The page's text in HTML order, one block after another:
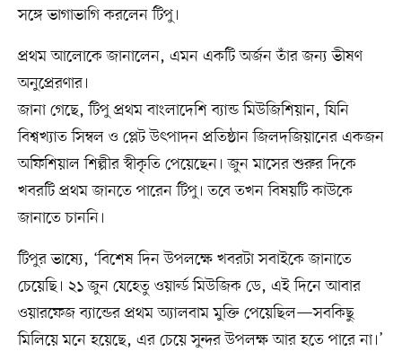
সঙ্গে ভাগাভাগি করলেন টিপু।
প্রথম আলোকে জানালেন, এমন একটি অর্জন তাঁর জন্য ভীষণ
অনুপ্রেরণার।
জানা গেছে, টিপু প্রথম বাংলাদেশি ব্যান্ড মিউজিশিয়ান, যিনি
বিশ্বখ্যাত সিম্বল ও প্লেট উৎপাদন প্রতিষ্ঠান জিলদজিয়ানের একজন
অফিশিয়াল শিল্পীর স্বীকৃতি পেয়েছেন। জুন মাসের শুরুর দিকে
খবরটি প্রথম জানতে পারেন টিপু। তবে তখন বিষয়টি কাউকে
জানাতে চাননি।
টিপুর ভাষ্যে, ‘বিশেষ দিন উপলক্ষে খবরটা সবাইকে জানাতে
চেয়েছি। ২১ জুন যেহেতু ওয়ার্ল্ড মিউজিক ডে, এই দিনে আবার
ওয়ারফেজ ব্যান্ডের প্রথম অ্যালবাম মুক্তি পেয়েছিল—সবকিছু
মিলিয়ে মনে হয়েছে, এর চেয়ে সুন্দর উপলক্ষ আর হতে পারে না।’